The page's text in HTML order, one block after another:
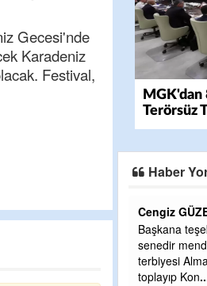
Gecesi'nde
Karadeniz
Festival,
Terörsüz
güvenlik
Haber
Ederim Sağolsun ,10
Her yaz Aileden temizlik
pis insanların Çöplerini